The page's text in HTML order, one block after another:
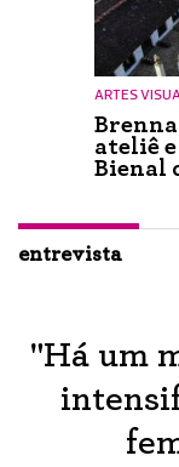
ARTES
ateliê
Bienal
entrevista
"Há um